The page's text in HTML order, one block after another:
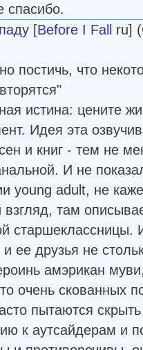
спасибо.
[Before I Fall ru] (
постичь, что
истина: цените
Идея эта
и книг - тем не
И не
young adult, не
там
старшеклассницы.
ее друзья не
амэрикан
очень скованных
пытаются
к аутсайдерам и